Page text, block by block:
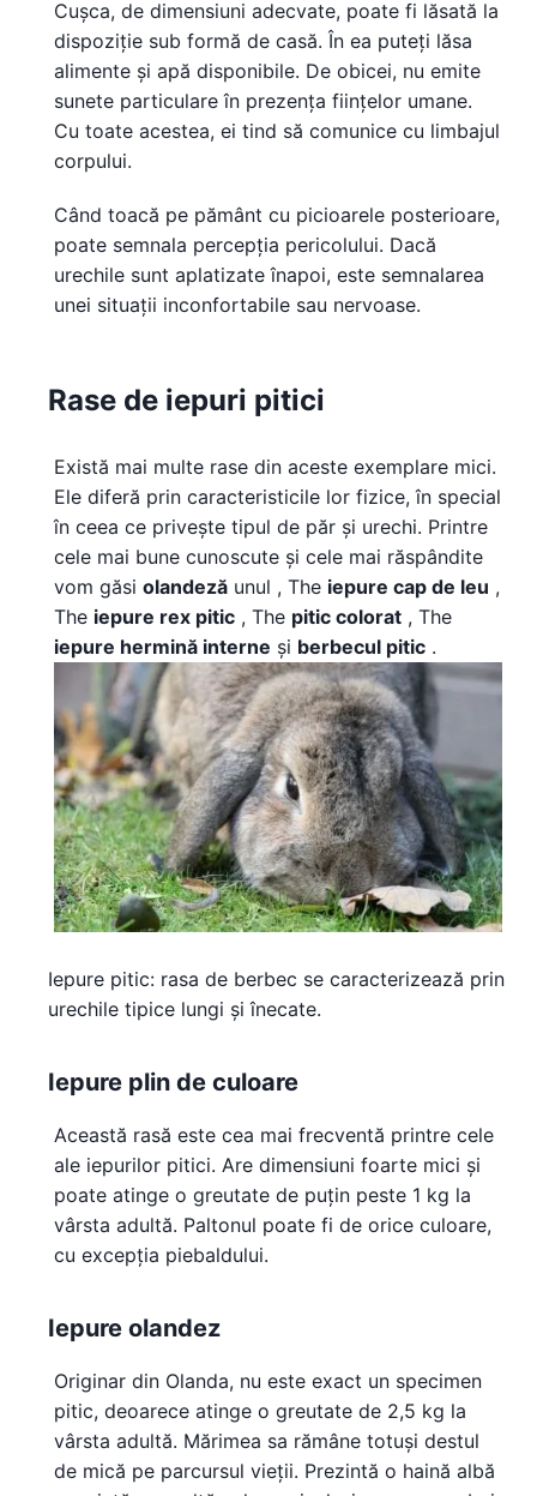
Cușca, de dimensiuni adecvate, poate fi lăsată la
dispoziție sub formă de casă. În ea puteți lăsa
alimente și apă disponibile. De obicei, nu emite
sunete particulare în prezența ființelor umane.
Cu toate acestea, ei tind să comunice cu limbajul
corpului.
Când toacă pe pământ cu picioarele posterioare,
poate semnala percepția pericolului. Dacă
urechile sunt aplatizate înapoi, este semnalarea
unei situații inconfortabile sau nervoase.
Rase de iepuri pitici
Există mai multe rase din aceste exemplare mici.
Ele diferă prin caracteristicile lor fizice, în special
în ceea ce privește tipul de păr și urechi. Printre
cele mai bune cunoscute și cele mai răspândite
vom găsi olandeză unul , The iepure cap de leu ,
The iepure rex pitic , The pitic colorat , The
iepure hermină interne și berbecul pitic .
Iepure pitic: rasa de berbec se caracterizează prin
urechile tipice lungi și înecate.
Iepure plin de culoare
Această rasă este cea mai frecventă printre cele
ale iepurilor pitici. Are dimensiuni foarte mici și
poate atinge o greutate de puțin peste 1 kg la
vârsta adultă. Paltonul poate fi de orice culoare,
cu excepția piebaldului.
Iepure olandez
Originar din Olanda, nu este exact un specimen
pitic, deoarece atinge o greutate de 2,5 kg la
vârsta adultă. Mărimea sa rămâne totuși destul
de mică pe parcursul vieții. Prezintă o haină albă